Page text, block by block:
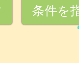
条件を